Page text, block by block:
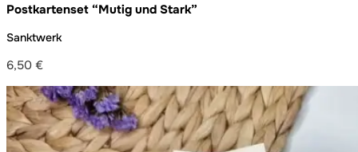
Postkartenset “Mutig und Stark”
Sanktwerk
6,50 €